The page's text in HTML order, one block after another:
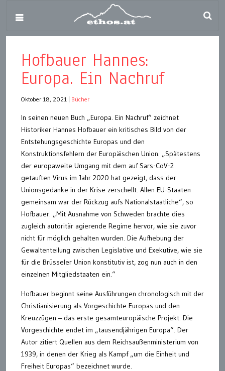
Hofbauer Hannes:
Europa. Ein Nachruf
Oktober 18, 2021 Bücher
In seinen neuen Buch „Europa. Ein Nachruf“ zeichnet
Historiker Hannes Hofbauer ein kritisches Bild von der
Entstehungsgeschichte Europas und den
Konstruktionsfehlern der Europäischen Union. „Spätestens
der europaweite Umgang mit dem auf Sars-CoV-2
getauften Virus im Jahr 2020 hat gezeigt, dass der
Unionsgedanke in der Krise zerschellt. Allen EU-Staaten
gemeinsam war der Rückzug aufs Nationalstaatliche“, so
Hofbauer. „Mit Ausnahme von Schweden brachte dies
zugleich autoritär agierende Regime hervor, wie sie zuvor
nicht für möglich gehalten wurden. Die Aufhebung der
Gewaltenteilung zwischen Legislative und Exekutive, wie sie
für die Brüsseler Union konstitutiv ist, zog nun auch in den
einzelnen Mitgliedstaaten ein.“
Hofbauer beginnt seine Ausführungen chronologisch mit der
Christianisierung als Vorgeschichte Europas und den
Kreuzzügen – das erste gesamteuropäische Projekt. Die
Vorgeschichte endet im „tausendjährigen Europa“. Der
Autor zitiert Quellen aus dem Reichsaußenministerium von
1939, in denen der Krieg als Kampf „um die Einheit und
Freiheit Europas“ bezeichnet wurde.